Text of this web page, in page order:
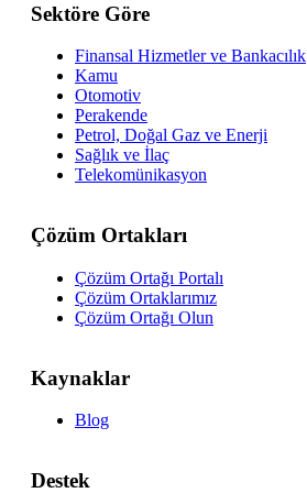
Sektöre Göre
Finansal Hizmetler ve Bankacılık
Kamu
Otomotiv
Perakende
Petrol, Doğal Gaz ve Enerji
Sağlık ve İlaç
Telekomünikasyon
Çözüm Ortakları
Çözüm Ortağı Portalı
Çözüm Ortaklarımız
Çözüm Ortağı Olun
Kaynaklar
Blog
Destek